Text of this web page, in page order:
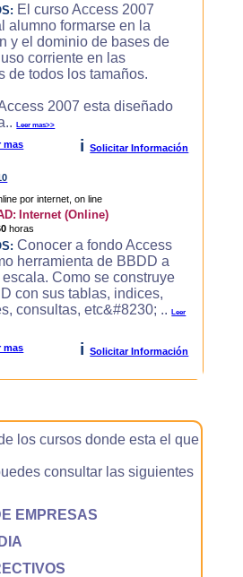
El curso Access 2007
alumno formarse en la
y el dominio de bases de
corriente en las
de todos los tamaños.
2007 esta diseñado
Leer mas>>
mas i Solicitar Información
Internet (Online)
horas
Conocer a fondo Access
herramienta de BBDD a
Como se construye
con sus tablas, indices,
consultas, etc&#8230; ..Leer
mas i Solicitar Información
los cursos donde esta el que
consultar las siguientes
EMPRESAS